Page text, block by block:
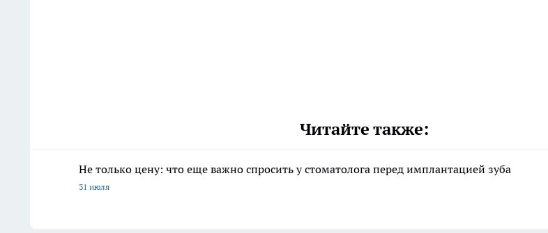
Читайте также:
Не только цену: что еще важно спросить у стоматолога перед имплантацией зуба
31 июля